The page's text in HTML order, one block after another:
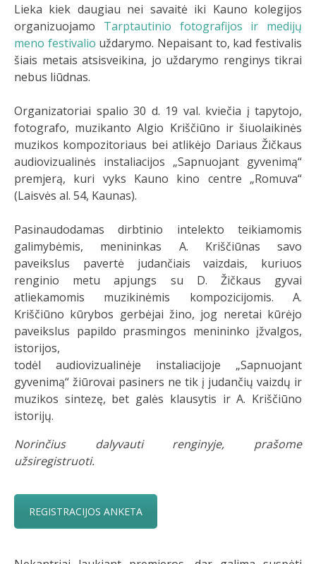
Lieka kiek daugiau nei savaitė iki Kauno kolegijos
organizuojamo Tarptautinio fotografijos ir medijų
meno festivalio uždarymo. Nepaisant to, kad festivalis
šiais metais atsisveikina, jo uždarymo renginys tikrai
nebus liūdnas.
Organizatoriai spalio 30 d. 19 val. kviečia į tapytojo,
fotografo, muzikanto Algio Kriščiūno ir šiuolaikinės
muzikos kompozitoriaus bei atlikėjo Dariaus Žičkaus
audiovizualinės instaliacijos „Sapnuojant gyvenimą“
premjerą, kuri vyks Kauno kino centre „Romuva“
(Laisvės al. 54, Kaunas).
Pasinaudodamas dirbtinio intelekto teikiamomis
galimybėmis, menininkas A. Kriščiūnas savo
paveikslus pavertė judančiais vaizdais, kuriuos
renginio metu apjungs su D. Žičkaus gyvai
atliekamomis muzikinėmis kompozicijomis. A.
Kriščiūno kūrybos gerbėjai žino, jog neretai kūrėjo
paveikslus papildo prasmingos menininko įžvalgos,
istorijos,
todėl audiovizualinėje instaliacijoje „Sapnuojant
gyvenimą“ žiūrovai pasiners ne tik į judančių vaizdų ir
muzikos sintezę, bet galės klausytis ir A. Kriščiūno
istorijų.
Norinčius dalyvauti renginyje, prašome
užsiregistruoti.
REGISTRACIJOS ANKETA